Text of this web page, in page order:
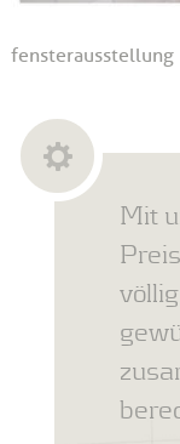
fensterausstellung
Mit